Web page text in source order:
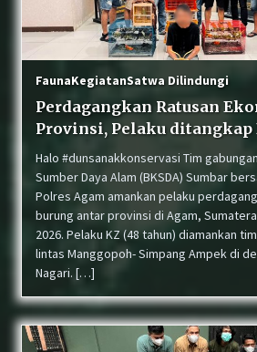
Perkuat Sinergi, Balai
Dinas PUPR Kepulauan
Tahun Ke-5
Warga Dadok Tunggul
Anak Elang Tikus
Sinergi Konservasi:
Kandi Periksa
di Pasaman Masuk
FaunaKegiatanSatwa Dilindungi
Perdagangkan Ratusan
Provinsi, Pelaku ditangkap
Halo #dunsanakkonservasi Tim
Sumber Daya Alam (BKSDA) Sumbar
Polres Agam amankan pelaku
burung antar provinsi di Agam,
2026. Pelaku KZ (48 tahun) diamankan
lintas Manggopoh- Simpang Ampek di
Nagari. […]